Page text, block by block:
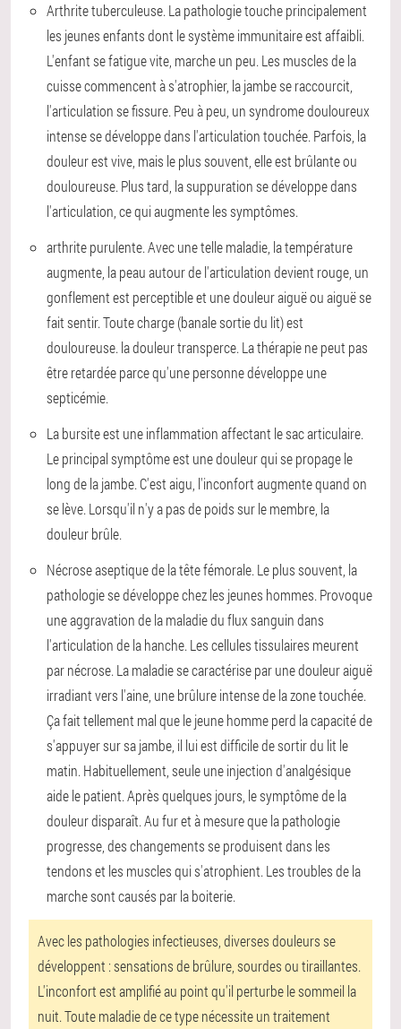
Arthrite tuberculeuse. La pathologie touche principalement
les jeunes enfants dont le système immunitaire est affaibli.
L'enfant se fatigue vite, marche un peu. Les muscles de la
cuisse commencent à s'atrophier, la jambe se raccourcit,
l'articulation se fissure. Peu à peu, un syndrome douloureux
intense se développe dans l'articulation touchée. Parfois, la
douleur est vive, mais le plus souvent, elle est brûlante ou
douloureuse. Plus tard, la suppuration se développe dans
l'articulation, ce qui augmente les symptômes.
arthrite purulente. Avec une telle maladie, la température
augmente, la peau autour de l'articulation devient rouge, un
gonflement est perceptible et une douleur aiguë ou aiguë se
fait sentir. Toute charge (banale sortie du lit) est
douloureuse. la douleur transperce. La thérapie ne peut pas
être retardée parce qu'une personne développe une
septicémie.
La bursite est une inflammation affectant le sac articulaire.
Le principal symptôme est une douleur qui se propage le
long de la jambe. C'est aigu, l'inconfort augmente quand on
se lève. Lorsqu'il n'y a pas de poids sur le membre, la
douleur brûle.
Nécrose aseptique de la tête fémorale. Le plus souvent, la
pathologie se développe chez les jeunes hommes. Provoque
une aggravation de la maladie du flux sanguin dans
l'articulation de la hanche. Les cellules tissulaires meurent
par nécrose. La maladie se caractérise par une douleur aiguë
irradiant vers l'aine, une brûlure intense de la zone touchée.
Ça fait tellement mal que le jeune homme perd la capacité de
s'appuyer sur sa jambe, il lui est difficile de sortir du lit le
matin. Habituellement, seule une injection d'analgésique
aide le patient. Après quelques jours, le symptôme de la
douleur disparaît. Au fur et à mesure que la pathologie
progresse, des changements se produisent dans les
tendons et les muscles qui s'atrophient. Les troubles de la
marche sont causés par la boiterie.
Avec les pathologies infectieuses, diverses douleurs se
développent : sensations de brûlure, sourdes ou tiraillantes.
L'inconfort est amplifié au point qu'il perturbe le sommeil la
nuit. Toute maladie de ce type nécessite un traitement